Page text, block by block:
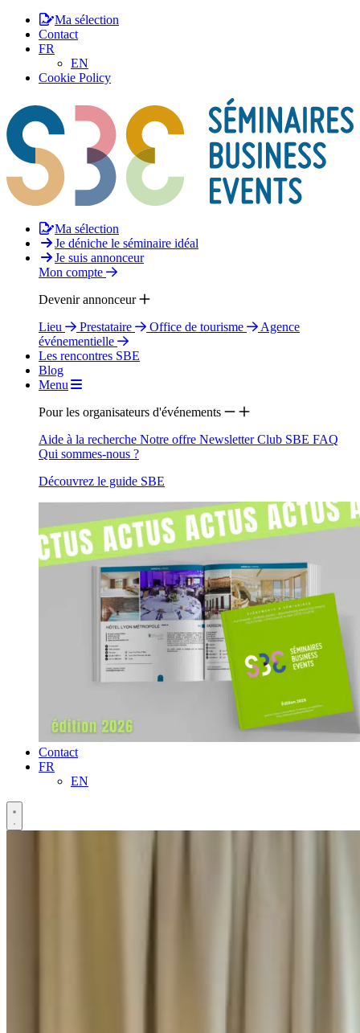
Ma sélection
Contact
FR
EN
Cookie Policy
Ma sélection
Je déniche le séminaire idéal
Je suis annonceur
Mon compte
Devenir annonceur
Lieu
Prestataire Office de tourisme
Agence
événementielle
Les rencontres SBE
Blog
Menu
Pour les organisateurs d'événements
Aide à la recherche Notre offre NewsletterClub SBE FAQ
Qui sommes-nous ?
Découvrez le guide SBE
Contact
FR
EN